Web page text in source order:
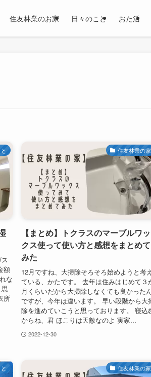
住友林業のお家 日々のこと おた活
額
な
所
住友林業の家
【まとめ】トクラスのマーブルワッ
クス使って使い方と感想をまとめて
みた
12月ですね、大掃除そろそろ始めようと考え
ている、かたです。 去年は住みはじめて３
月くらいだから大掃除しなくても良かった
ですが、今年は違います。 早い段階から大
除を進めていこうと思っております。 寝込
からね、君 ほこりは天敵なのよ 実家...
2022-12-30
住友林業の家